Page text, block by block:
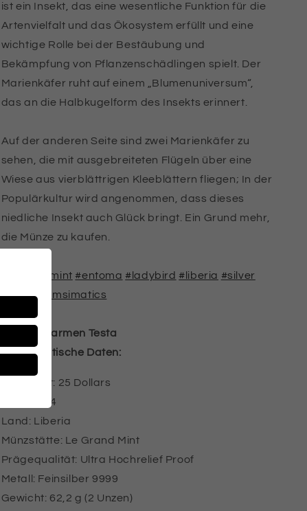
ist ein Insekt, das eine wesentliche Funktion für die
Artenvielfalt und das Ökosystem erfüllt und eine
wichtige Rolle bei der Bestäubung und
Bekämpfung von Pflanzenschädlingen spielt. Der
Marienkäfer ruht auf einem „Blumenuniversum“,
das an die Halbkugelform des Insekts erinnert.
Auf der anderen Seite sind zwei Marienkäfer zu
sehen, die mit ausgebreiteten Flügeln über eine
Wiese aus vierblättrigen Kleeblättern fliegen; In der
Populärkultur wird angenommen, dass dieses
niedliche Insekt auch Glück bringt. Ein Grund mehr,
die Münze zu kaufen.
#legrandmint #entoma #ladybird #liberia #silver
#coin #numsimatics
Carmen Testa
Numismatische Daten:
Nennwert: 25 Dollars
Jahr: 2024
Land: Liberia
Münzstätte: Le Grand Mint
Prägequalität: Ultra Hochrelief Proof
Metall: Feinsilber 9999
Gewicht: 62,2 g (2 Unzen)